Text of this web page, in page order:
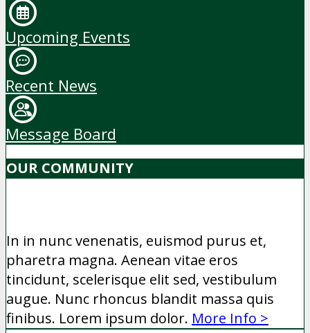
Upcoming Events
Recent News
Message Board
OUR COMMUNITY
In in nunc venenatis, euismod purus et,
pharetra magna. Aenean vitae eros
tincidunt, scelerisque elit sed, vestibulum
augue. Nunc rhoncus blandit massa quis
finibus. Lorem ipsum dolor. More Info >